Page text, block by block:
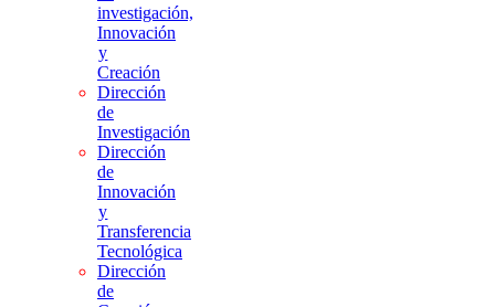
investigación,
Innovación
y
Creación
Dirección
de
Investigación
Dirección
de
Innovación
y
Transferencia
Tecnológica
Dirección
de